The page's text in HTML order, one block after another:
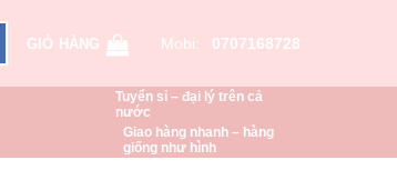
GIỎ HÀNG Mobi: 0707168728
Tuyển sỉ – đại lý trên cả
nước
Giao hàng nhanh – hàng
giống như hình